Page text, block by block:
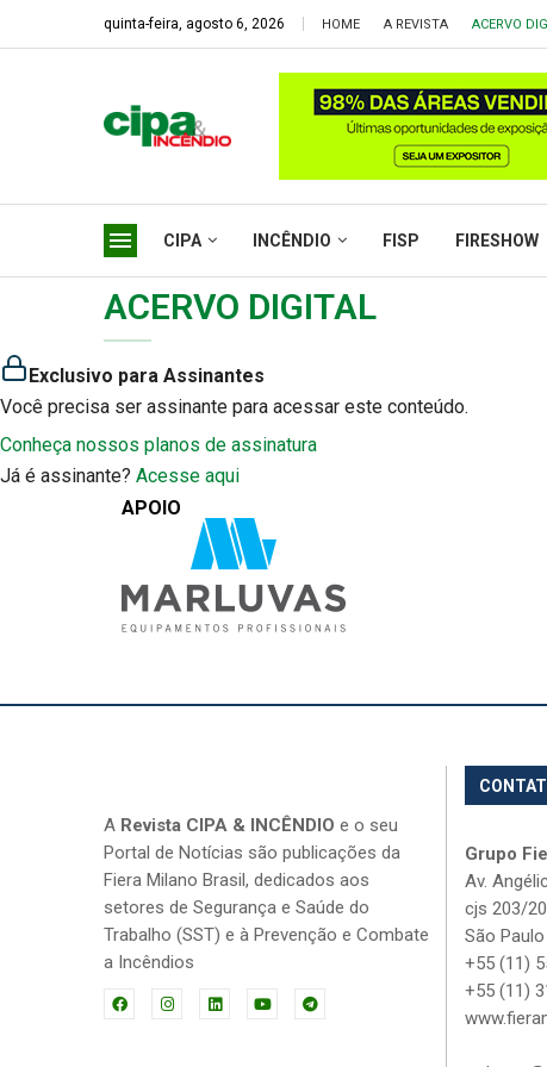
quinta-feira, agosto 6, 2026 HOME A REVISTA ACERVO
CIPA INCÊNDIO FISP FIRESHOW
ACERVO DIGITAL
Exclusivo para Assinantes
Você precisa ser assinante para acessar este conteúdo.
Conheça nossos planos de assinatura
Já é assinante? Acesse aqui
APOIO
A Revista CIPA & INCÊNDIO e o seu
Portal de Notícias são publicações da
Fiera Milano Brasil, dedicados aos
setores de Segurança e Saúde do
Trabalho (SST) e à Prevenção e Combate
a Incêndios
Grupo
Av.
cjs 203/
São
+55 (11)
+55 (11)